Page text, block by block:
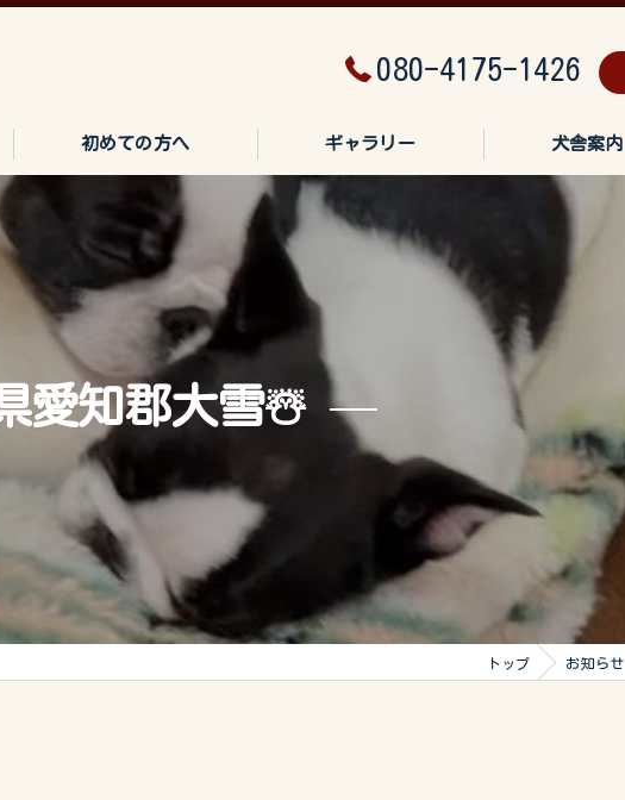
080-4175-1426
初めての方へ ギャラリー 犬舎案内
愛知郡大雪☃️
トップ お知らせ